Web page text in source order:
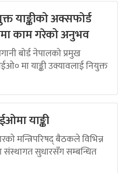
याङ्कीको अक्सफोर्ड
काम गरेको अनुभव
बोर्ड नेपालको प्रमुख
मा याङ्की उक्यावलाई नियुक्त
याङ्की
मन्त्रिपरिषद् बैठकले विभिन्न
संस्थागत सुधारसँग सम्बन्धित